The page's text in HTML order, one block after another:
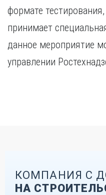
формате
принимает
данное мероприятие
управлении
КОМПАНИЯ С
НА